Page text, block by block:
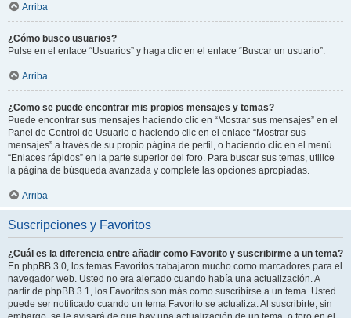
Arriba
¿Cómo busco usuarios?
Pulse en el enlace “Usuarios” y haga clic en el enlace “Buscar un usuario”.
Arriba
¿Como se puede encontrar mis propios mensajes y temas?
Puede encontrar sus mensajes haciendo clic en “Mostrar sus mensajes” en el
Panel de Control de Usuario o haciendo clic en el enlace “Mostrar sus
mensajes” a través de su propio página de perfil, o haciendo clic en el menú
“Enlaces rápidos” en la parte superior del foro. Para buscar sus temas, utilice
la página de búsqueda avanzada y complete las opciones apropiadas.
Arriba
Suscripciones y Favoritos
¿Cuál es la diferencia entre añadir como Favorito y suscribirme a un tema?
En phpBB 3.0, los temas Favoritos trabajaron mucho como marcadores para el
navegador web. Usted no era alertado cuando había una actualización. A
partir de phpBB 3.1, los Favoritos son más como suscribirse a un tema. Usted
puede ser notificado cuando un tema Favorito se actualiza. Al suscribirte, sin